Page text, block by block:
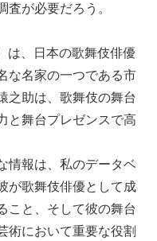
査が必要だろう。
は、日本の歌舞伎俳優
な名家の一つである市
之助は、歌舞伎の舞台
と舞台プレゼンスで高
情報は、私のデータベ
が歌舞伎俳優として成
こと、そして彼の舞台
術において重要な役割